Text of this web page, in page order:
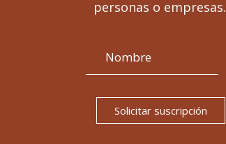
personas o empresas.
Solicitar suscripción